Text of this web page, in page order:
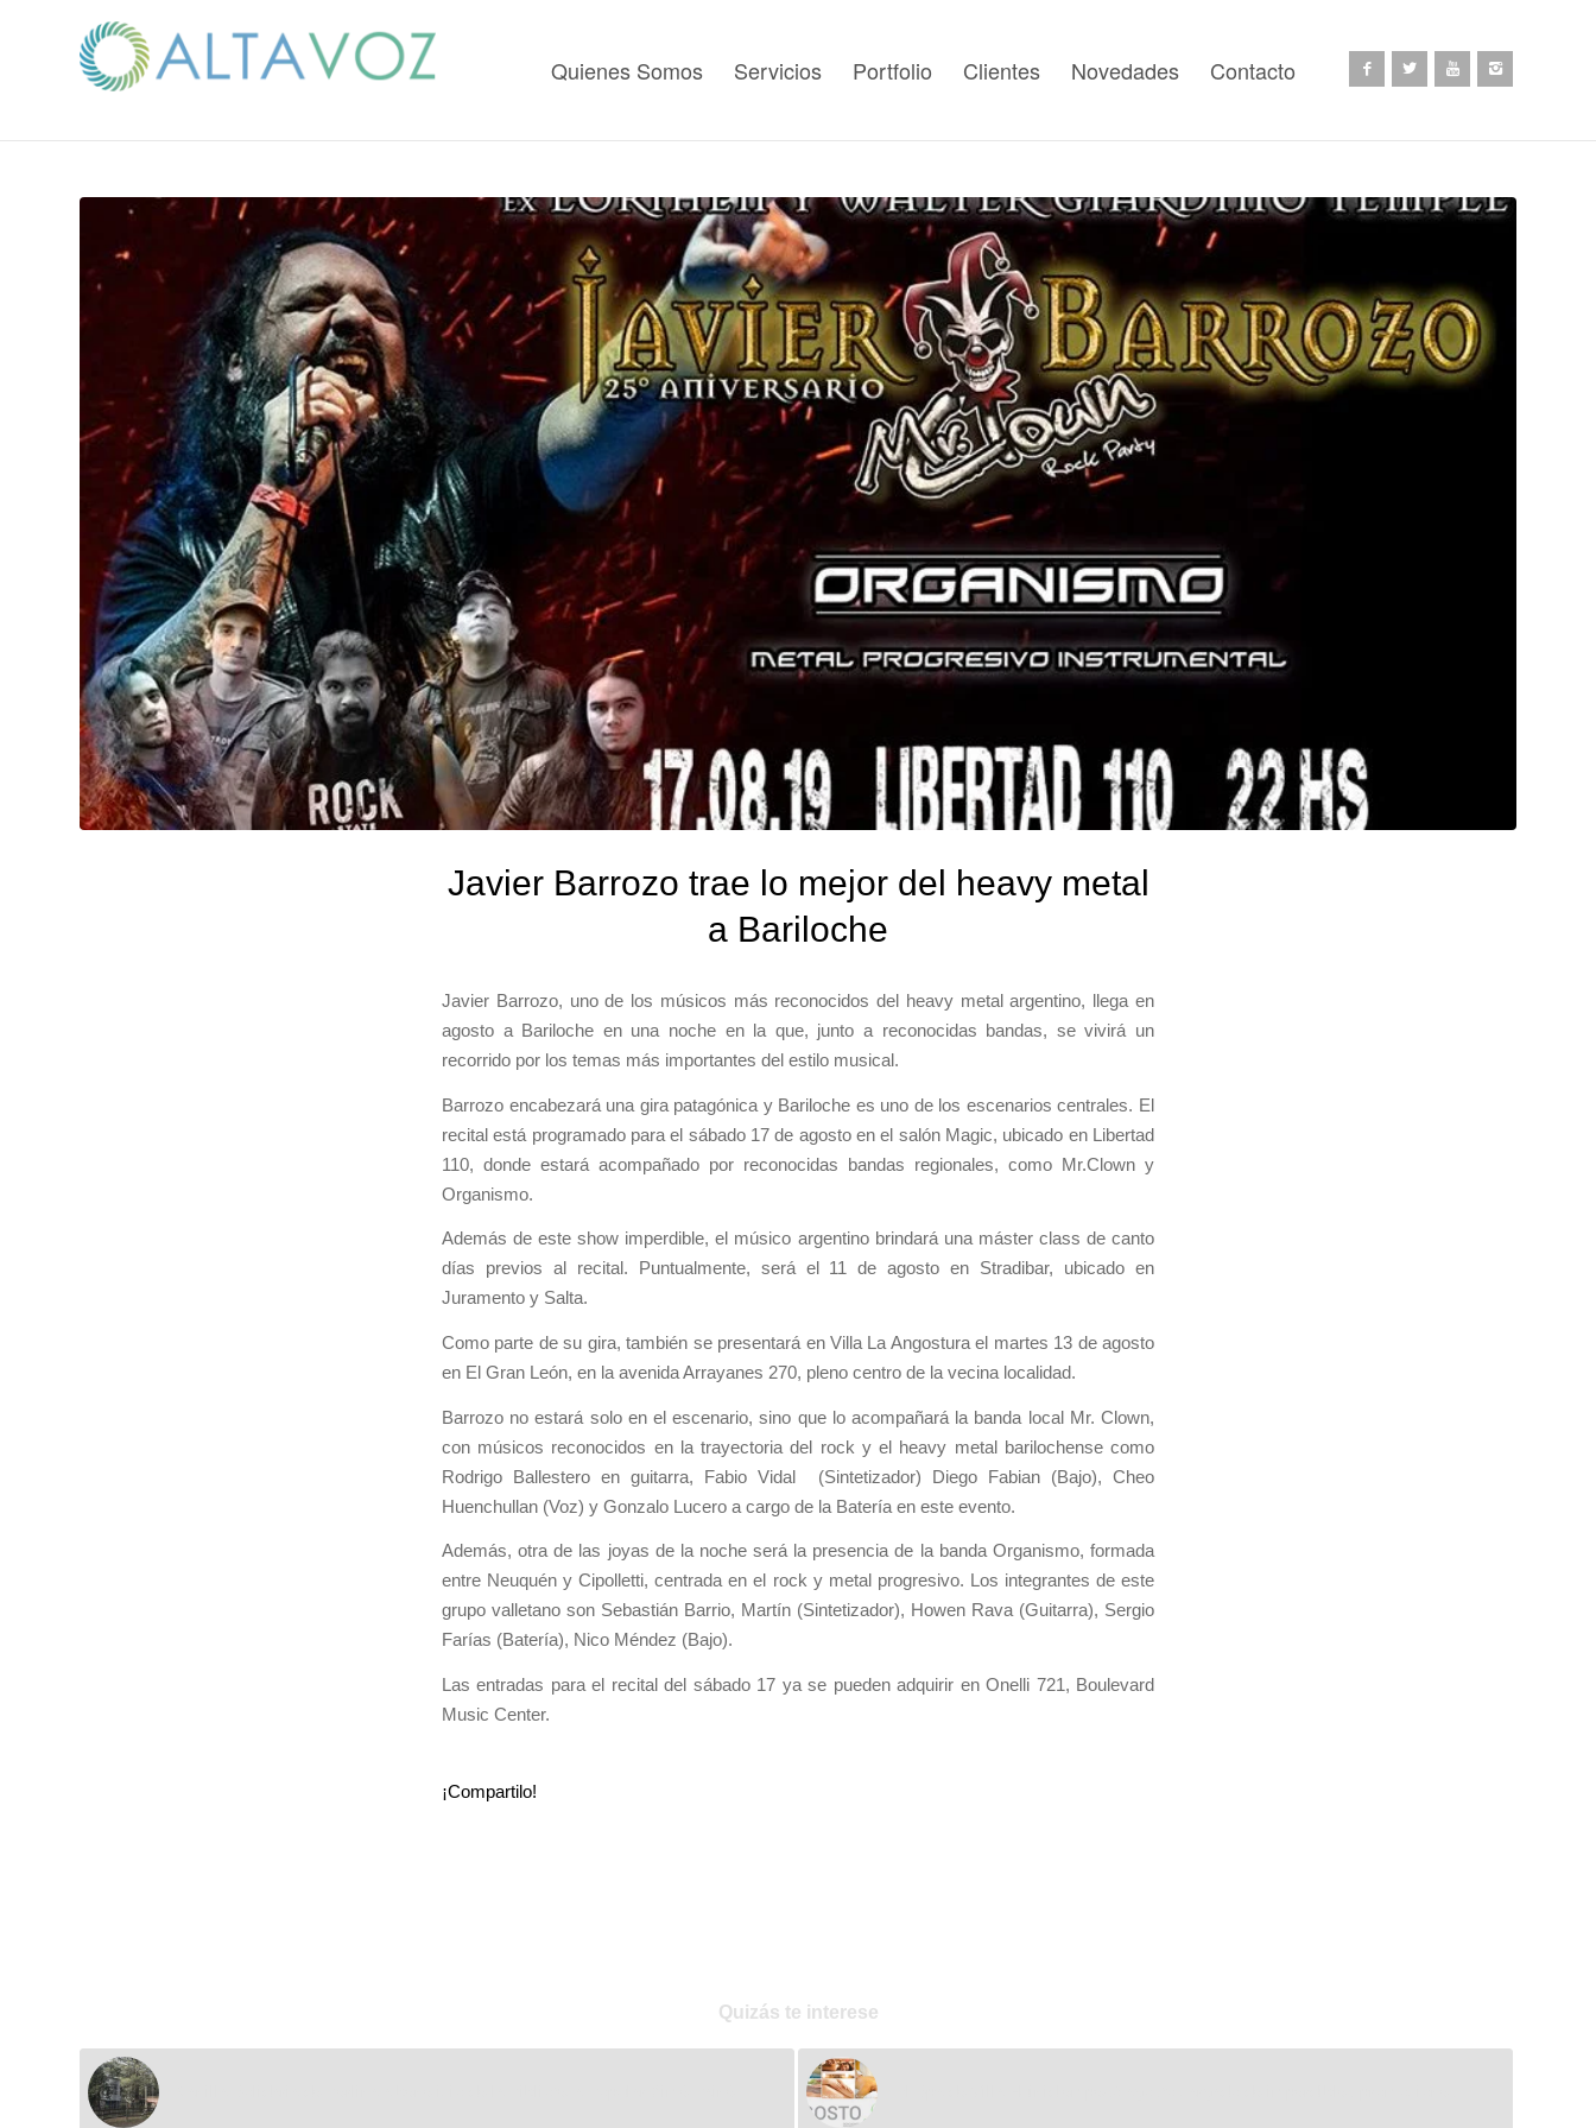
Quienes Somos Servicios Portfolio Clientes Novedades Contacto
Javier Barrozo trae lo mejor del heavy metal
a Bariloche
Javier Barrozo, uno de los músicos más reconocidos del heavy metal argentino, llega en
agosto a Bariloche en una noche en la que, junto a reconocidas bandas, se vivirá un
recorrido por los temas más importantes del estilo musical.
Barrozo encabezará una gira patagónica y Bariloche es uno de los escenarios centrales. El
recital está programado para el sábado 17 de agosto en el salón Magic, ubicado en Libertad
110, donde estará acompañado por reconocidas bandas regionales, como Mr.Clown y
Organismo.
Además de este show imperdible, el músico argentino brindará una máster class de canto
días previos al recital. Puntualmente, será el 11 de agosto en Stradibar, ubicado en
Juramento y Salta.
Como parte de su gira, también se presentará en Villa La Angostura el martes 13 de agosto
en El Gran León, en la avenida Arrayanes 270, pleno centro de la vecina localidad.
Barrozo no estará solo en el escenario, sino que lo acompañará la banda local Mr. Clown,
con músicos reconocidos en la trayectoria del rock y el heavy metal barilochense como
Rodrigo Ballestero en guitarra, Fabio Vidal (Sintetizador) Diego Fabian (Bajo), Cheo
Huenchullan (Voz) y Gonzalo Lucero a cargo de la Batería en este evento.
Además, otra de las joyas de la noche será la presencia de la banda Organismo, formada
entre Neuquén y Cipolletti, centrada en el rock y metal progresivo. Los integrantes de este
grupo valletano son Sebastián Barrio, Martín (Sintetizador), Howen Rava (Guitarra), Sergio
Farías (Batería), Nico Méndez (Bajo).
Las entradas para el recital del sábado 17 ya se pueden adquirir en Onelli 721, Boulevard
Music Center.
Quizás te interese